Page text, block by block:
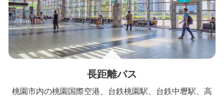
長距離バス
桃園市内の桃園国際空港、台鉄桃園駅、台鉄中壢駅、高